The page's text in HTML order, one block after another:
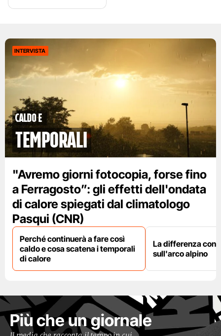
INTERVISTA
caldo e
temporali
"Avremo giorni fotocopia, forse fino
a Ferragosto”: gli effetti dell'ondata
di calore spiegati dal climatologo
Pasqui (CNR)
Perché continuerà a fare così
caldo e cosa scatena i temporali
di calore
La differenza con
sull'arco alpino
Più che un giornale